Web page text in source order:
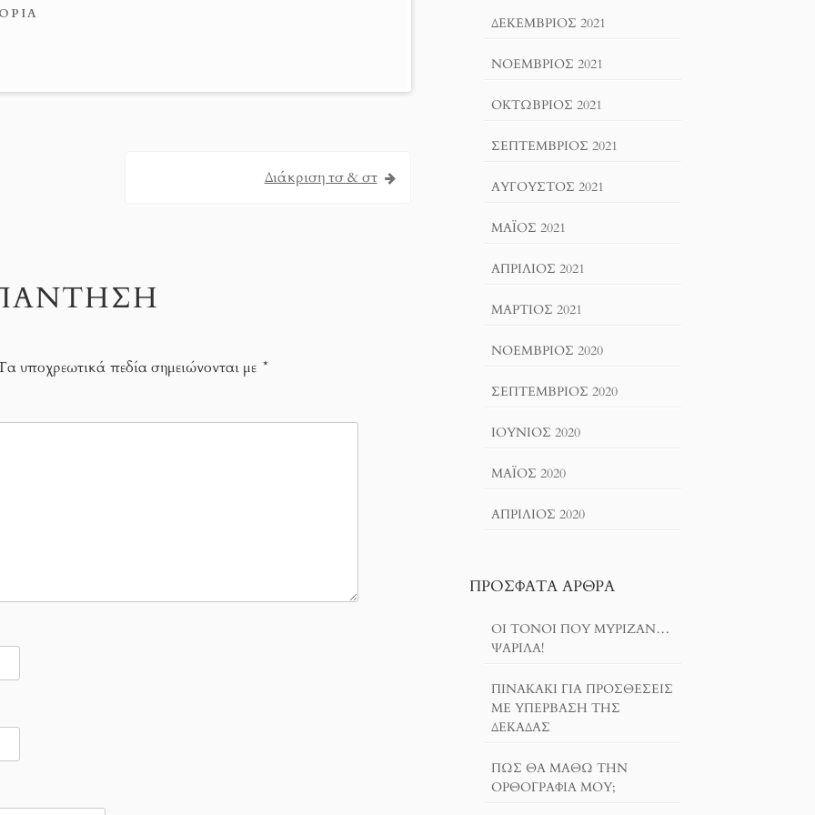
Διάκριση τσ & στ
υποχρεωτικά πεδία σημειώνονται με *
ΔΕΚΈΜΒΡΙΟΣ 2021
ΝΟΈΜΒΡΙΟΣ 2021
ΟΚΤΏΒΡΙΟΣ 2021
ΣΕΠΤΈΜΒΡΙΟΣ 2021
ΑΎΓΟΥΣΤΟΣ 2021
ΜΆΙΟΣ 2021
ΑΠΡΊΛΙΟΣ 2021
ΜΆΡΤΙΟΣ 2021
ΝΟΈΜΒΡΙΟΣ 2020
ΣΕΠΤΈΜΒΡΙΟΣ 2020
ΙΟΎΝΙΟΣ 2020
ΜΆΙΟΣ 2020
ΑΠΡΊΛΙΟΣ 2020
ΠΡΌΣΦΑΤΑ ΆΡΘΡΑ
ΟΙ ΤΌΝΟΙ ΠΟΥ ΜΎΡΙΖΑΝ…
ΨΑΡΊΛΑ!
ΠΙΝΑΚΆΚΙ ΓΙΑ ΠΡΟΣΘΈΣΕΙΣ
ΜΕ ΥΠΈΡΒΑΣΗ ΤΗΣ
ΔΕΚΆΔΑΣ
ΠΏΣ ΘΑ ΜΆΘΩ ΤΗΝ
ΟΡΘΟΓΡΑΦΊΑ ΜΟΥ;